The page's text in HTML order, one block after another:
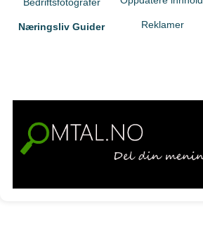
Næringsliv Guider Reklamer